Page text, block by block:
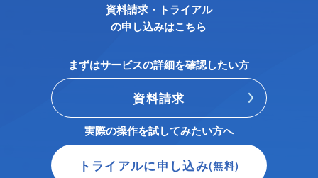
資料請求・トライアル
の申し込みはこちら
まずはサービスの詳細を確認したい方
資料請求
実際の操作を試してみたい方へ
トライアルに申し込み(無料)